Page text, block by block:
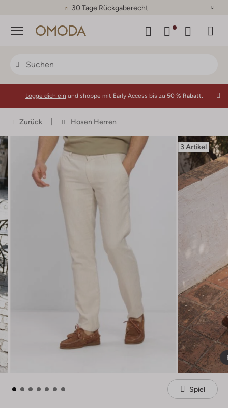
30 Tage Rückgaberecht
Menü
Logge dich ein und shoppe mit Early Access bis zu 50 % Rabatt.
Zurück Hosen Herren
3 Artikel
Spiel